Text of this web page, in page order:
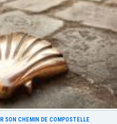
SON CHEMIN DE COMPOSTELLE